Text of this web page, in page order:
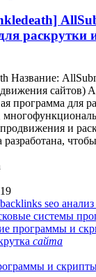
раскрутки
Название:
сайтов)
программа для
и
backlinks seo
системы
программы и
сайта
и